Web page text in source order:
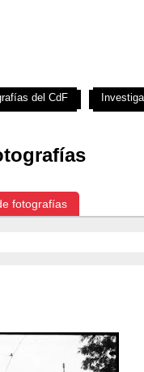
fotografías
del CdF